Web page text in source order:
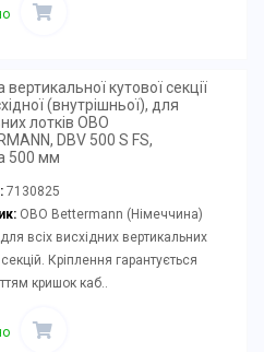
кутової секції
(внутрішньої), для
лотків OBO
DBV 500 S FS,
500 мм
7130825
OBO Bettermann (Німеччина)
всіх висхідних вертикальних
Кріплення гарантується
кришок каб..